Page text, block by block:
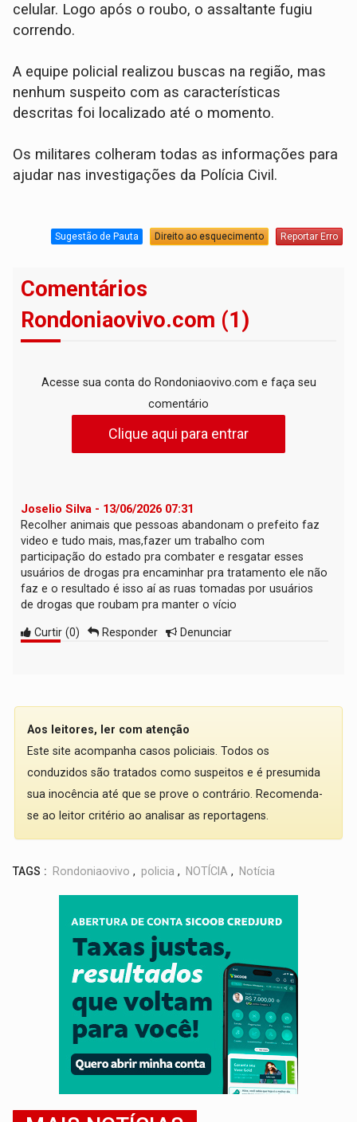
celular. Logo após o roubo, o assaltante fugiu
correndo.
A equipe policial realizou buscas na região, mas
nenhum suspeito com as características
descritas foi localizado até o momento.
​Os militares colheram todas as informações para
ajudar nas investigações da Polícia Civil.
Sugestão de Pauta Direito ao esquecimento Reportar Erro
Comentários
Rondoniaovivo.com (1)
Acesse sua conta do Rondoniaovivo.com e faça seu
comentário
Clique aqui para entrar
Joselio Silva - 13/06/2026 07:31
Recolher animais que pessoas abandonam o prefeito faz
video e tudo mais, mas,fazer um trabalho com
participação do estado pra combater e resgatar esses
usuários de drogas pra encaminhar pra tratamento ele não
faz e o resultado é isso aí as ruas tomadas por usuários
de drogas que roubam pra manter o vício
Curtir (0) Responder Denunciar
Aos leitores, ler com atenção
Este site acompanha casos policiais. Todos os
conduzidos são tratados como suspeitos e é presumida
sua inocência até que se prove o contrário. Recomenda-
se ao leitor critério ao analisar as reportagens.
TAGS : Rondoniaovivo , policia , NOTÍCIA , Notícia